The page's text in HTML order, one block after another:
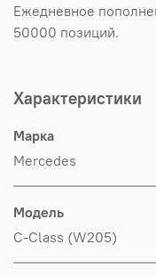
Ежедневное
50000 позиций.
Характеристики
Марка
Mercedes
Модель
C-Class (W205)